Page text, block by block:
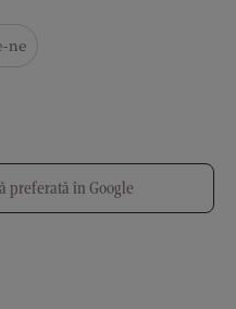
ne
preferată în Google